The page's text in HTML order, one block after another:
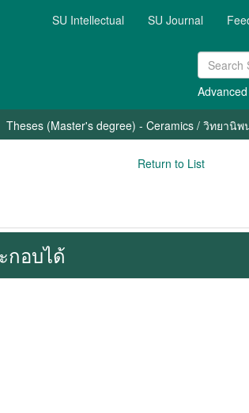
SU Intellectual SU Journal
Theses (Master's degree) - Ceramics / วิทยานิพ
Return to List
กอบได้